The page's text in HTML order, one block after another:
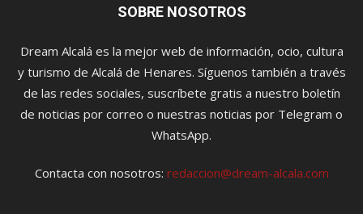
SOBRE NOSOTROS
Dream Alcalá es la mejor web de información, ocio, cultura
y turismo de Alcalá de Henares. Síguenos también a través
de las redes sociales, suscríbete gratis a nuestro boletín
de noticias por correo o nuestras noticias por Telegram o
WhatsApp.
Contacta con nosotros: redaccion@dream-alcala.com